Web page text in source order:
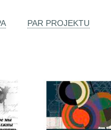
PAR PROJEKTU